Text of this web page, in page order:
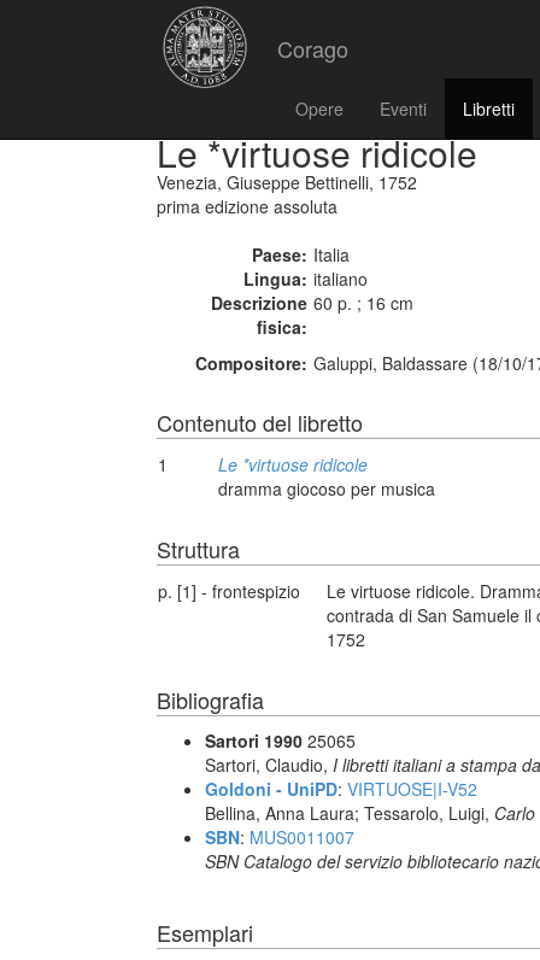
Corago
Opere Eventi Libretti
Le *virtuose ridicole
Venezia, Giuseppe Bettinelli, 1752
prima edizione assoluta
Paese: Italia
Lingua: italiano
Descrizione
fisica:
60 p. ; 16 cm
Compositore: Galuppi, Baldassare (18/10/
Contenuto del libretto
1
Le *virtuose ridicole
dramma giocoso per musica
Struttura
p. [1] - frontespizio
Le virtuose ridicole.
contrada di San Samuele
1752
Bibliografia
Sartori 1990 25065
Sartori, Claudio, I libretti italiani a stampa
Goldoni - UniPD: VIRTUOSE|I-V52
Bellina, Anna Laura; Tessarolo, Luigi,
SBN: MUS0011007
SBN Catalogo del servizio bibliotecario
Esemplari